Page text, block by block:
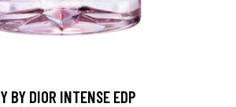
BY DIOR INTENSE EDP